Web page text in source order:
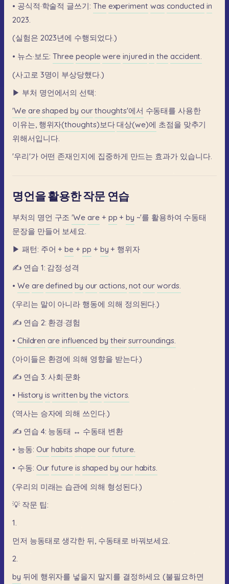
• 공식적·학술적 글쓰기: The experiment was conducted in
2023.
(실험은 2023년에 수행되었다.)
• 뉴스·보도: Three people were injured in the accident.
(사고로 3명이 부상당했다.)
▶ 부처 명언에서의 선택:
'We are shaped by our thoughts'에서 수동태를 사용한
이유는, 행위자(thoughts)보다 대상(we)에 초점을 맞추기
위해서입니다.
'우리'가 어떤 존재인지에 집중하게 만드는 효과가 있습니다.
명언을 활용한 작문 연습
부처의 명언 구조 'We are + pp + by ~'를 활용하여 수동태
문장을 만들어 보세요.
▶ 패턴: 주어 + be + pp + by + 행위자
✍️ 연습 1: 감정·성격
• We are defined by our actions, not our words.
(우리는 말이 아니라 행동에 의해 정의된다.)
✍️ 연습 2: 환경·경험
• Children are influenced by their surroundings.
(아이들은 환경에 의해 영향을 받는다.)
✍️ 연습 3: 사회·문화
• History is written by the victors.
(역사는 승자에 의해 쓰인다.)
✍️ 연습 4: 능동태 ↔ 수동태 변환
• 능동: Our habits shape our future.
• 수동: Our future is shaped by our habits.
(우리의 미래는 습관에 의해 형성된다.)
💡 작문 팁:
1.
먼저 능동태로 생각한 뒤, 수동태로 바꿔보세요.
2.
by 뒤에 행위자를 넣을지 말지를 결정하세요 (불필요하면